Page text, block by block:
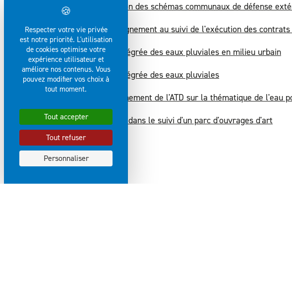
La rédaction des schémas communaux de défense
L'accompagnement au suivi de l'exécution des
Gestion intégrée des eaux pluviales en milieu urbain
Gestion intégrée des eaux pluviales
Accompagnement de l'ATD sur la thématique de l'eau
Assistance dans le suivi d'un parc d'ouvrages d'art
Respecter votre vie privée
est notre priorité. L'utilisation
de cookies optimise votre
expérience utilisateur et
améliore nos contenus. Vous
pouvez modifier vos choix à
tout moment.
Tout accepter
Tout refuser
Personnaliser